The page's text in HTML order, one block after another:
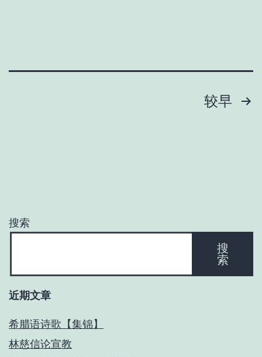
较早
搜索
搜
索
近期文章
希腊语诗歌【集锦】
林慈信论宣教